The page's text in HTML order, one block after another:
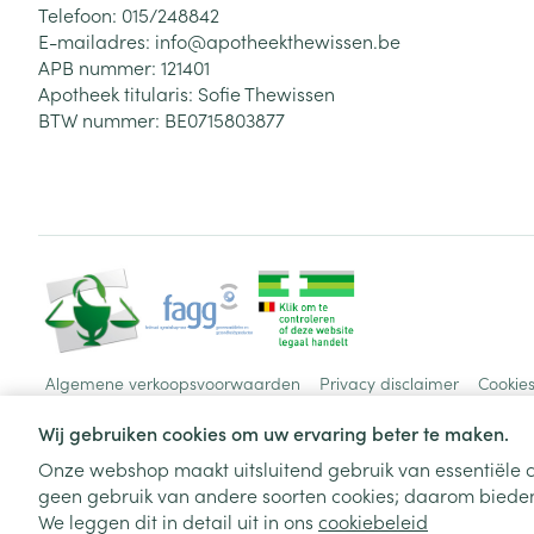
Wij gebruiken cookies om uw ervaring beter te maken.
Onze webshop maakt uitsluitend gebruik van essentiële
geen gebruik van andere soorten cookies; daarom
We leggen dit in detail uit in ons cookiebeleid
Telefoon: 015/248842
E-mailadres: info@apotheekthewissen.be
APB nummer: 121401
Apotheek titularis: Sofie Thewissen
BTW nummer: BE0715803877
Algemene verkoopsvoorwaarden Privacy disclaimer Cookies